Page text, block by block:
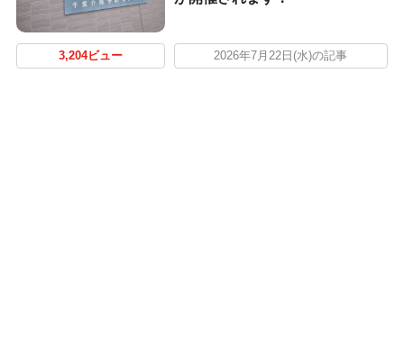
3,204ビュー 2026年7月22日(水)の記事